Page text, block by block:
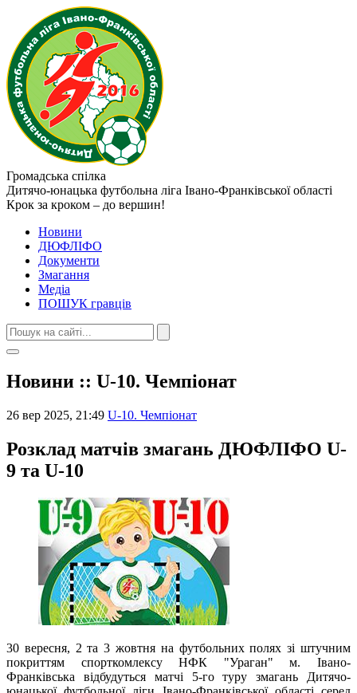
Громадська спілка
Дитячо-юнацька футбольна ліга Івано-Франківської області
Крок за кроком – до вершин!
Новини
ДЮФЛІФО
Документи
Змагання
Медіа
ПОШУК гравців
Новини :: U-10. Чемпіонат
26 вер 2025, 21:49 U-10. Чемпіонат
Розклад матчів змагань ДЮФЛІФО U-
9 та U-10
30 вересня, 2 та 3 жовтня на футбольних полях зі штучним
покриттям спорткомлексу НФК "Ураган" м. Івано-
Франківська відбудуться матчі 5-го туру змагань Дитячо-